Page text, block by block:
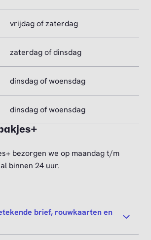
vrijdag of zaterdag
zaterdag of dinsdag
dinsdag of woensdag
dinsdag of woensdag
bezorgen we op maandag t/m
binnen 24 uur.
brief, rouwkaarten en